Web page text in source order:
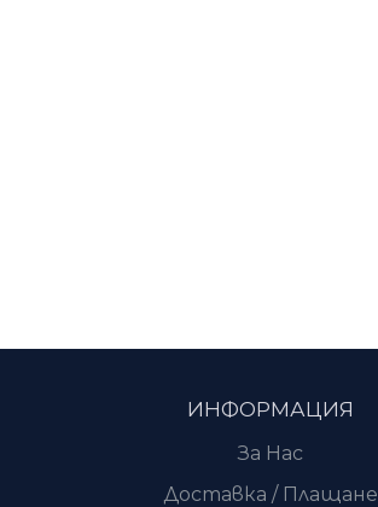
ИНФОРМАЦИЯ
За Нас
Доставка / Плащане